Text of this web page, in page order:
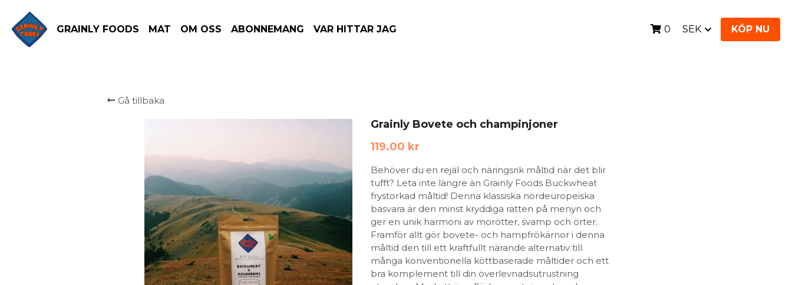
GRAINLY FOODS MAT OM OSS ABONNEMANG VAR HITTAR JAG 0 SEK KÖP NU
Gå tillbaka
Grainly Bovete och champinjoner
119.00 kr
Behöver du en rejäl och näringsrik måltid när det blir
tufft? Leta inte längre än Grainly Foods Buckwheat
frystorkad måltid! Denna klassiska nordeuropeiska
basvara är den minst kryddiga rätten på menyn och
ger en unik harmoni av morötter, svamp och örter.
Framför allt gör bovete- och hampfrökärnor i denna
måltid den till ett kraftfullt närande alternativ till
många konventionella köttbaserade måltider och ett
bra komplement till din överlevnadsutrustning